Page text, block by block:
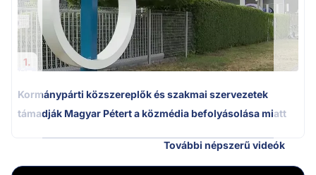
1.
Kormánypárti közszereplők és szakmai szervezetek
támadják Magyar Pétert a közmédia befolyásolása miatt
További népszerű videók